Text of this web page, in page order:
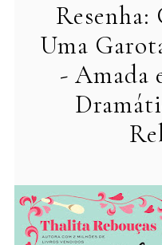
Resenha:
Uma
- Amada